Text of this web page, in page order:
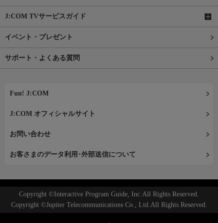
J:COM TVサービスガイド
イベント・プレゼント
サポート・よくある質問
Fun! J:COM
J:COM オフィシャルサイト
お問い合わせ
お客さまのデータ利用･外部送信について
Copyright ©Interactive Program Guide, Inc.All Rights Reserved.
Copyright ©Jupiter Telecommunications Co., Ltd.All Rights Reserved.